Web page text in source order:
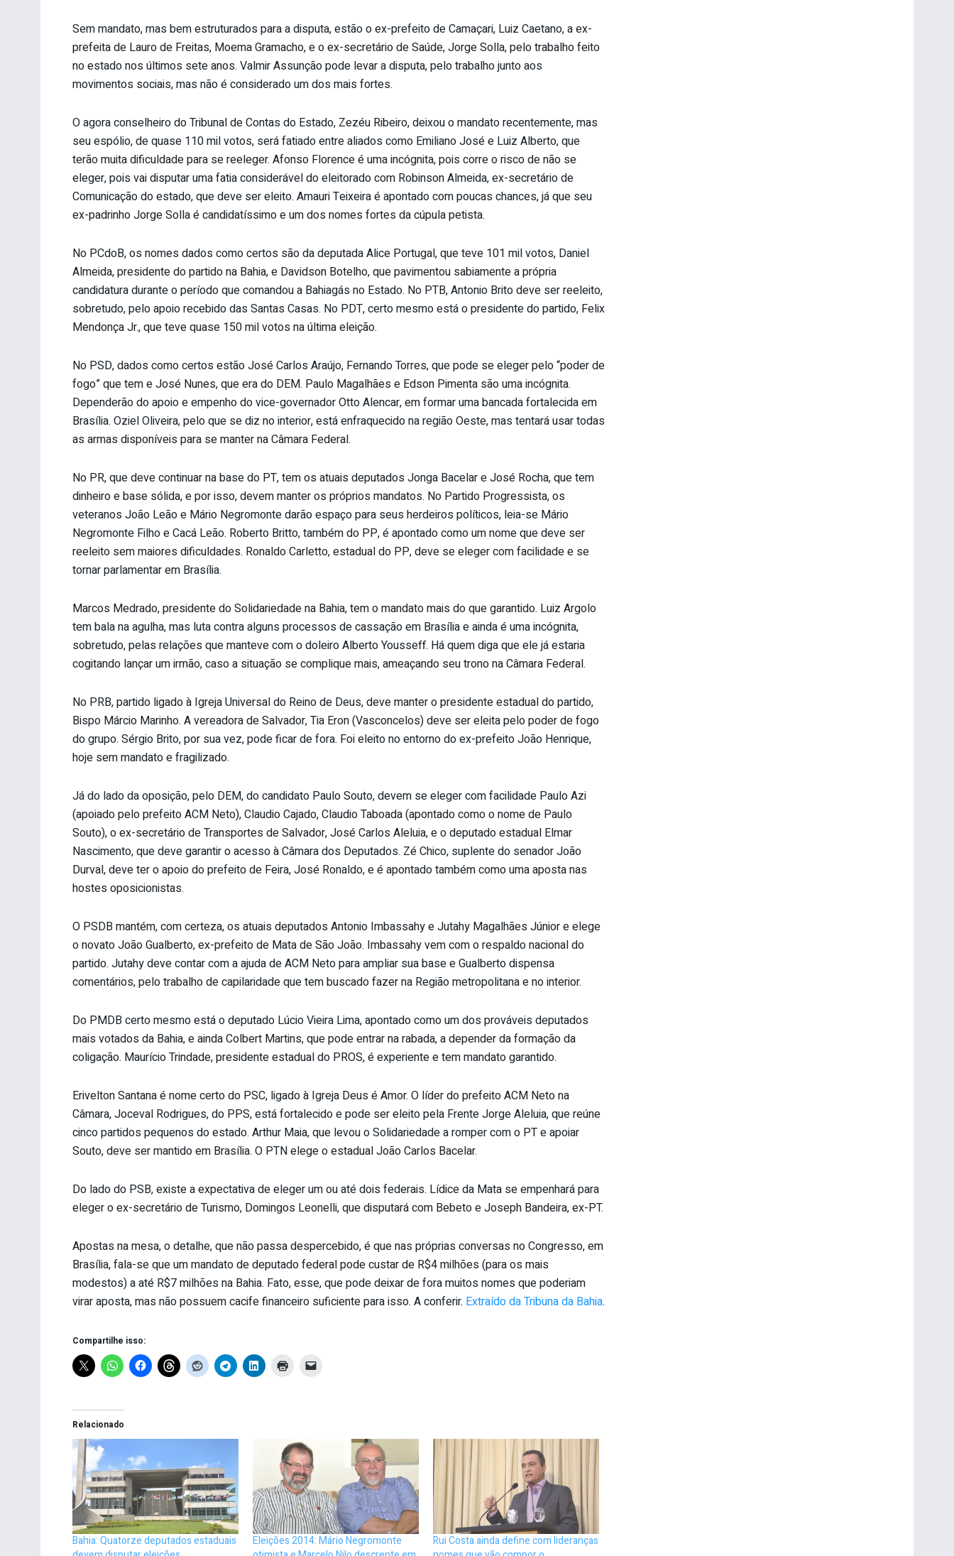
Sem mandato, mas bem estruturados para a disputa, estão o ex-prefeito de Camaçari, Luiz Caetano, a ex-
prefeita de Lauro de Freitas, Moema Gramacho, e o ex-secretário de Saúde, Jorge Solla, pelo trabalho feito
no estado nos últimos sete anos. Valmir Assunção pode levar a disputa, pelo trabalho junto aos
movimentos sociais, mas não é considerado um dos mais fortes.
O agora conselheiro do Tribunal de Contas do Estado, Zezéu Ribeiro, deixou o mandato recentemente, mas
seu espólio, de quase 110 mil votos, será fatiado entre aliados como Emiliano José e Luiz Alberto, que
terão muita dificuldade para se reeleger. Afonso Florence é uma incógnita, pois corre o risco de não se
eleger, pois vai disputar uma fatia considerável do eleitorado com Robinson Almeida, ex-secretário de
Comunicação do estado, que deve ser eleito. Amauri Teixeira é apontado com poucas chances, já que seu
ex-padrinho Jorge Solla é candidatíssimo e um dos nomes fortes da cúpula petista.
No PCdoB, os nomes dados como certos são da deputada Alice Portugal, que teve 101 mil votos, Daniel
Almeida, presidente do partido na Bahia, e Davidson Botelho, que pavimentou sabiamente a própria
candidatura durante o período que comandou a Bahiagás no Estado. No PTB, Antonio Brito deve ser reeleito,
sobretudo, pelo apoio recebido das Santas Casas. No PDT, certo mesmo está o presidente do partido, Felix
Mendonça Jr., que teve quase 150 mil votos na última eleição.
No PSD, dados como certos estão José Carlos Araújo, Fernando Torres, que pode se eleger pelo “poder de
fogo” que tem e José Nunes, que era do DEM. Paulo Magalhães e Edson Pimenta são uma incógnita.
Dependerão do apoio e empenho do vice-governador Otto Alencar, em formar uma bancada fortalecida em
Brasília. Oziel Oliveira, pelo que se diz no interior, está enfraquecido na região Oeste, mas tentará usar todas
as armas disponíveis para se manter na Câmara Federal.
No PR, que deve continuar na base do PT, tem os atuais deputados Jonga Bacelar e José Rocha, que tem
dinheiro e base sólida, e por isso, devem manter os próprios mandatos. No Partido Progressista, os
veteranos João Leão e Mário Negromonte darão espaço para seus herdeiros políticos, leia-se Mário
Negromonte Filho e Cacá Leão. Roberto Britto, também do PP, é apontado como um nome que deve ser
reeleito sem maiores dificuldades. Ronaldo Carletto, estadual do PP, deve se eleger com facilidade e se
tornar parlamentar em Brasília.
Marcos Medrado, presidente do Solidariedade na Bahia, tem o mandato mais do que garantido. Luiz Argolo
tem bala na agulha, mas luta contra alguns processos de cassação em Brasília e ainda é uma incógnita,
sobretudo, pelas relações que manteve com o doleiro Alberto Yousseff. Há quem diga que ele já estaria
cogitando lançar um irmão, caso a situação se complique mais, ameaçando seu trono na Câmara Federal.
No PRB, partido ligado à Igreja Universal do Reino de Deus, deve manter o presidente estadual do partido,
Bispo Márcio Marinho. A vereadora de Salvador, Tia Eron (Vasconcelos) deve ser eleita pelo poder de fogo
do grupo. Sérgio Brito, por sua vez, pode ficar de fora. Foi eleito no entorno do ex-prefeito João Henrique,
hoje sem mandato e fragilizado.
Já do lado da oposição, pelo DEM, do candidato Paulo Souto, devem se eleger com facilidade Paulo Azi
(apoiado pelo prefeito ACM Neto), Claudio Cajado, Claudio Taboada (apontado como o nome de Paulo
Souto), o ex-secretário de Transportes de Salvador, José Carlos Aleluia, e o deputado estadual Elmar
Nascimento, que deve garantir o acesso à Câmara dos Deputados. Zé Chico, suplente do senador João
Durval, deve ter o apoio do prefeito de Feira, José Ronaldo, e é apontado também como uma aposta nas
hostes oposicionistas.
O PSDB mantém, com certeza, os atuais deputados Antonio Imbassahy e Jutahy Magalhães Júnior e elege
o novato João Gualberto, ex-prefeito de Mata de São João. Imbassahy vem com o respaldo nacional do
partido. Jutahy deve contar com a ajuda de ACM Neto para ampliar sua base e Gualberto dispensa
comentários, pelo trabalho de capilaridade que tem buscado fazer na Região metropolitana e no interior.
Do PMDB certo mesmo está o deputado Lúcio Vieira Lima, apontado como um dos prováveis deputados
mais votados da Bahia, e ainda Colbert Martins, que pode entrar na rabada, a depender da formação da
coligação. Maurício Trindade, presidente estadual do PROS, é experiente e tem mandato garantido.
Erivelton Santana é nome certo do PSC, ligado à Igreja Deus é Amor. O líder do prefeito ACM Neto na
Câmara, Joceval Rodrigues, do PPS, está fortalecido e pode ser eleito pela Frente Jorge Aleluia, que reúne
cinco partidos pequenos do estado. Arthur Maia, que levou o Solidariedade a romper com o PT e apoiar
Souto, deve ser mantido em Brasília. O PTN elege o estadual João Carlos Bacelar.
Do lado do PSB, existe a expectativa de eleger um ou até dois federais. Lídice da Mata se empenhará para
eleger o ex-secretário de Turismo, Domingos Leonelli, que disputará com Bebeto e Joseph Bandeira, ex-PT.
Apostas na mesa, o detalhe, que não passa despercebido, é que nas próprias conversas no Congresso, em
Brasília, fala-se que um mandato de deputado federal pode custar de R$4 milhões (para os mais
modestos) a até R$7 milhões na Bahia. Fato, esse, que pode deixar de fora muitos nomes que poderiam
virar aposta, mas não possuem cacife financeiro suficiente para isso. A conferir. Extraído da Tribuna da Bahia.
Compartilhe isso:
Relacionado
Bahia: Quatorze deputados estaduais
Eleições 2014: Mário Negromonte
Rui Costa ainda define com lideranças